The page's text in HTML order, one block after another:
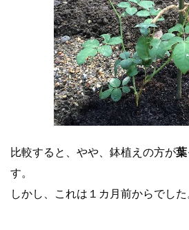
比較すると、やや、鉢植えの方が葉
す。
しかし、これは１カ月前からでした